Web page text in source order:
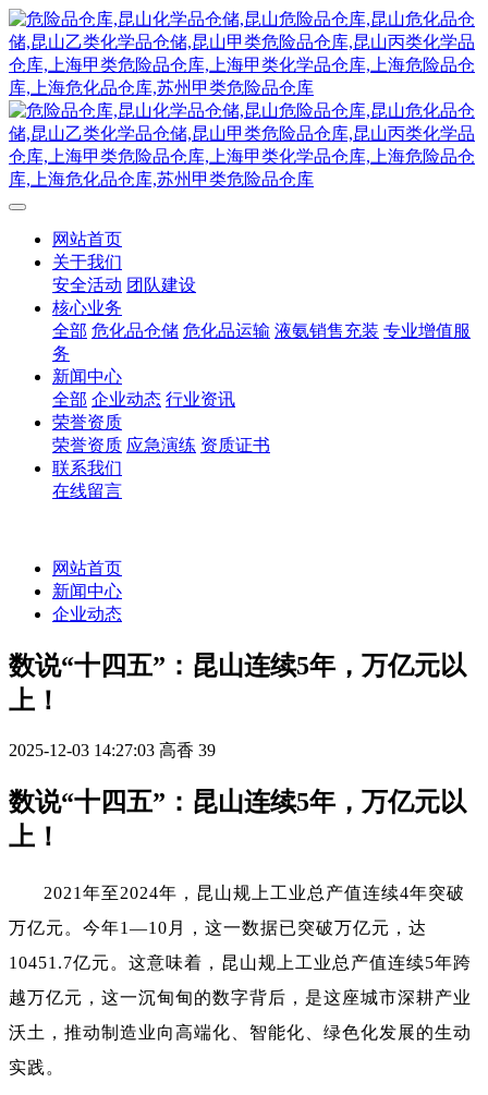
网站首页
关于我们
安全活动 团队建设
核心业务
全部 危化品仓储 危化品运输 液氨销售充装 专业增值服
务
新闻中心
全部 企业动态 行业资讯
荣誉资质
荣誉资质 应急演练 资质证书
联系我们
在线留言
网站首页
新闻中心
企业动态
数说“十四五”：昆山连续5年，万亿元以
上！
2025-12-03 14:27:03 高香 39
数说“十四五”：昆山连续5年，万亿元以
上！
2021年至2024年，昆山规上 工业总产值连续4年突破
万亿元。今年1—10月，这一数据已突破万亿元，达
10451.7亿元。这意味着，昆山规上工业总产值连续5年跨
越万亿元 ，这一沉甸甸的数字背后，是这座城市深耕产业
沃土，推动制造业向高端化、智能化、绿色化发展的生动
实践。